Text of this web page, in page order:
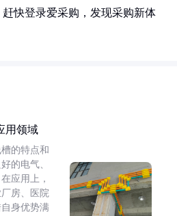
快登录爱采购，发现采购新体
用领域
的特点和
的电气、
应用上，
房、医院
身优势满